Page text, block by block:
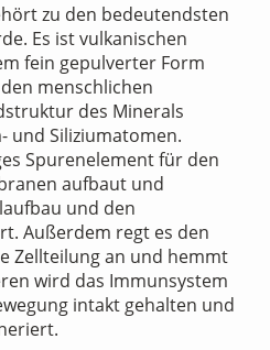
zu den bedeutendsten
Es ist vulkanischen
fein gepulverter Form
menschlichen
des Minerals
und Siliziumatomen.
Spurenelement für den
aufbaut und
und den
Außerdem regt es den
Zellteilung an und hemmt
wird das Immunsystem
intakt gehalten und